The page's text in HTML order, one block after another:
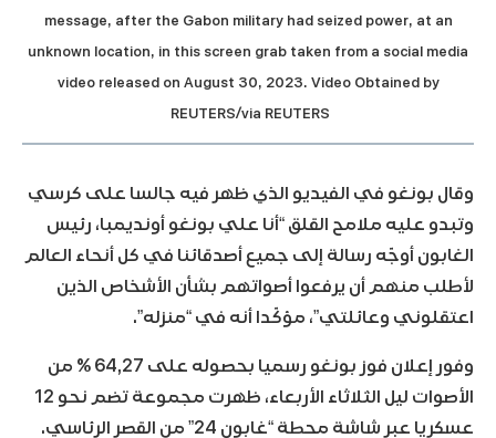
message, after the Gabon military had seized power, at an
unknown location, in this screen grab taken from a social media
video released on August 30, 2023. Video Obtained by
REUTERS/via REUTERS
وقال بونغو في الفيديو الذي ظهر فيه جالسا على كرسي
وتبدو عليه ملامح القلق “أنا علي بونغو أونديمبا، رئيس
الغابون أوجّه رسالة إلى جميع أصدقائنا في كل أنحاء العالم
لأطلب منهم أن يرفعوا أصواتهم بشأن الأشخاص الذين
اعتقلوني وعائلتي”، مؤكّدا أنه في “منزله”.
وفور إعلان فوز بونغو رسميا بحصوله على 64,27 % من
الأصوات ليل الثلاثاء الأربعاء، ظهرت مجموعة تضم نحو 12
عسكريا عبر شاشة محطة “غابون 24” من القصر الرئاسي.